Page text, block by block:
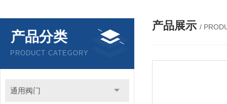
产品分类
PRODUCT CATEGORY
通用阀门
产品展示 /